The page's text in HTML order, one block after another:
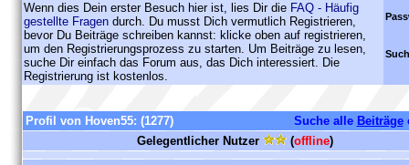
Wenn dies Dein erster Besuch hier ist, lies Dir die FAQ - Häufig
gestellte Fragen durch. Du musst Dich vermutlich Registrieren,
bevor Du Beiträge schreiben kannst: klicke oben auf registrieren,
um den Registrierungsprozess zu starten. Um Beiträge zu lesen,
suche Dir einfach das Forum aus, das Dich interessiert. Die
Registrierung ist kostenlos.
Profil von Hoven55: (1277) Suche alle Beiträge
Gelegentlicher Nutzer
(offline)